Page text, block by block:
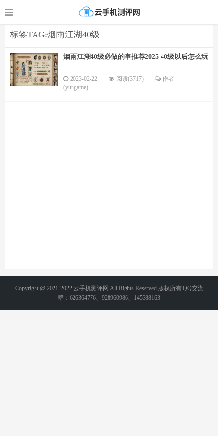
标签TAG:烟雨江湖40级
烟雨江湖40级必做的事推荐2025 40级以后怎么玩
2023-02-22 阅读(3717)
作者
(yungame)
Copyright @ 2021-2022 云手机测评网 All Rights Reserved.版权所有 QQ交流
群：626364776、928960986、145388163